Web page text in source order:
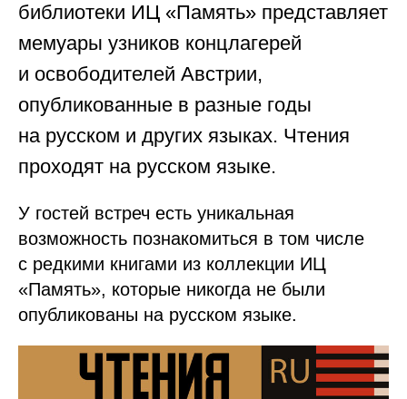
библиотеки ИЦ «Память» представляет
мемуары узников концлагерей
и освободителей Австрии,
опубликованные в разные годы
на русском и других языках. Чтения
проходят на русском языке.
У гостей встреч есть уникальная
возможность познакомиться в том числе
с редкими книгами из коллекции ИЦ
«Память», которые никогда не были
опубликованы на русском языке.